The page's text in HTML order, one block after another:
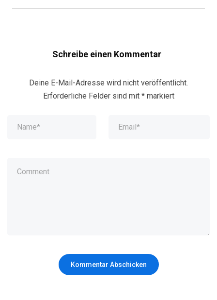
Schreibe einen Kommentar
Deine E-Mail-Adresse wird nicht veröffentlicht.
Erforderliche Felder sind mit *markiert